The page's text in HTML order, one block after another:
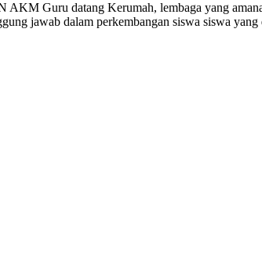
Guru datang Kerumah, lembaga yang
jawab dalam perkembangan siswa siswa